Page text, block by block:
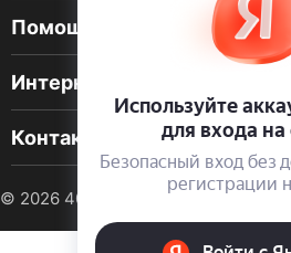
Помощь покупателю
Интернет-магазин
Контакты
© 2026 40 DEN. Интернет-магазин